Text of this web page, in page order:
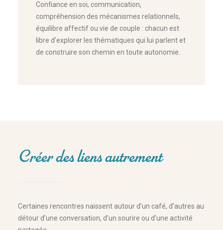
Confiance en soi, communication,
compréhension des mécanismes relationnels,
équilibre affectif ou vie de couple : chacun est
libre d’explorer les thématiques qui lui parlent et
de construire son chemin en toute autonomie.
Créer des liens autrement
Certaines rencontres naissent autour d’un café, d’autres au
détour d’une conversation, d’un sourire ou d’une activité